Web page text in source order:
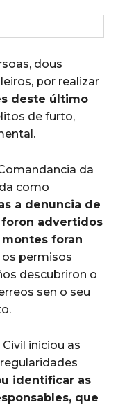
dous
por realizar
deste último
de furto,
da
como
a denuncia de
advertidos
foran
permisos
descubriron o
sen o seu
iniciou as
identificar as
que